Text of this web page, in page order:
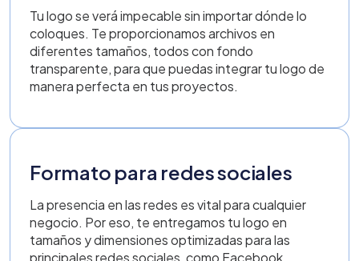
Tu logo se verá impecable sin importar dónde lo
coloques. Te proporcionamos archivos en
diferentes tamaños, todos con fondo
transparente, para que puedas integrar tu logo de
manera perfecta en tus proyectos.
Formato para redes sociales
La presencia en las redes es vital para cualquier
negocio. Por eso, te entregamos tu logo en
tamaños y dimensiones optimizadas para las
principales redes sociales, como Facebook,